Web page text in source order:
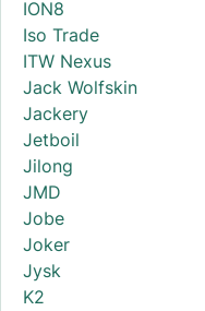
ION8
Iso Trade
ITW Nexus
Jack Wolfskin
Jackery
Jetboil
Jilong
JMD
Jobe
Joker
Jysk
K2